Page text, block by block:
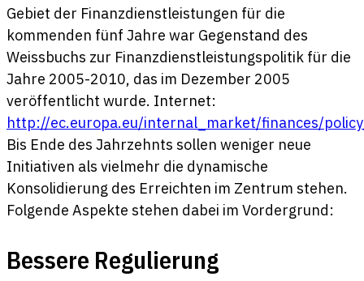
Gebiet der Finanzdienstleistungen für die
kommenden fünf Jahre war Gegenstand des
Weissbuchs zur Finanzdienstleistungspolitik für die
Jahre 2005-2010, das im Dezember 2005
veröffentlicht wurde. Internet:
http://ec.europa.eu/internal_market/finances/
Bis Ende des Jahrzehnts sollen weniger neue
Initiativen als vielmehr die dynamische
Konsolidierung des Erreichten im Zentrum stehen.
Folgende Aspekte stehen dabei im Vordergrund:
Bessere Regulierung